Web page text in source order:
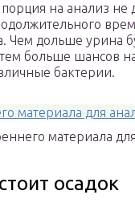
на анализ не
Чем дольше урина
больше шансов
бактерии.
материала
осадок